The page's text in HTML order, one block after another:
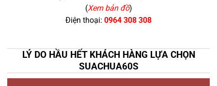
(Xem bản đồ)
Điện thoại: 0964 308 308
LÝ DO HẦU HẾT KHÁCH HÀNG LỰA CHỌN
SUACHUA60S